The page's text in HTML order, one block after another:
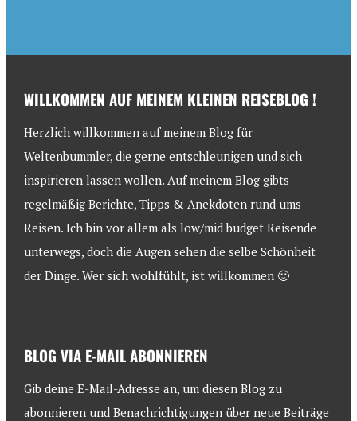
WILLKOMMEN AUF MEINEM KLEINEN REISEBLOG !
Herzlich willkommen auf meinem Blog für
Weltenbummler, die gerne entschleunigen und sich
inspirieren lassen wollen. Auf meinem Blog gibts
regelmäßig Berichte, Tipps & Anekdoten rund ums
Reisen. Ich bin vor allem als low/mid budget Reisende
unterwegs, doch die Augen sehen die selbe Schönheit
der Dinge. Wer sich wohlfühlt, ist willkommen 🙂
BLOG VIA E-MAIL ABONNIEREN
Gib deine E-Mail-Adresse an, um diesen Blog zu
abonnieren und Benachrichtigungen über neue Beiträge